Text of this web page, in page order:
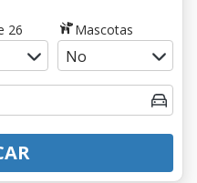
26 Mascotas